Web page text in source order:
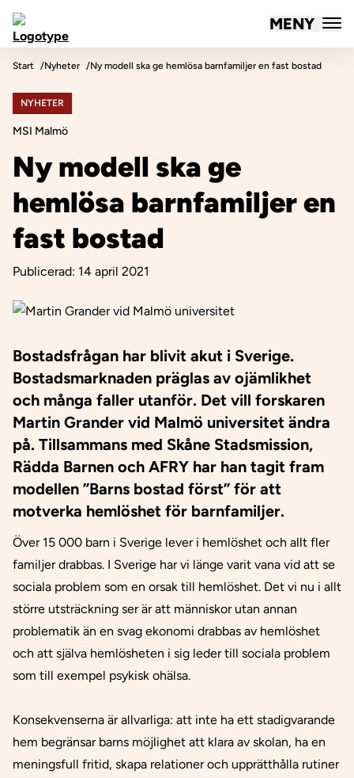
Hoppa till innehåll
Mötesplatsen Social Innovation MENY
Start Nyheter Ny modell ska ge hemlösa barnfamiljer en fast bostad
NYHETER
MSI Malmö
Ny modell ska ge
hemlösa barnfamiljer en
fast bostad
Publicerad: 14 april 2021
Bostadsfrågan har blivit akut i Sverige.
Bostadsmarknaden präglas av ojämlikhet
och många faller utanför. Det vill forskaren
Martin Grander vid Malmö universitet ändra
på. Tillsammans med Skåne Stadsmission,
Rädda Barnen och AFRY har han tagit fram
modellen ”Barns bostad först” för att
motverka hemlöshet för barnfamiljer.
Över 15 000 barn i Sverige lever i hemlöshet och allt fler
familjer drabbas. I Sverige har vi länge varit vana vid att se
sociala problem som en orsak till hemlöshet. Det vi nu i allt
större utsträckning ser är att människor utan annan
problematik än en svag ekonomi drabbas av hemlöshet
och att själva hemlösheten i sig leder till sociala problem
som till exempel psykisk ohälsa.
Konsekvenserna är allvarliga: att inte ha ett stadigvarande
hem begränsar barns möjlighet att klara av skolan, ha en
meningsfull fritid, skapa relationer och upprätthålla rutiner